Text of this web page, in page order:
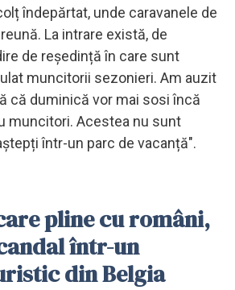
îndepărtat, unde caravanele de
La intrare există, de
de reședință în care sunt
muncitorii sezonieri. Am auzit
că duminică vor mai sosi încă
muncitori. Acestea nu sunt
într-un parc de vacanță".
pline cu români,
într-un
din Belgia